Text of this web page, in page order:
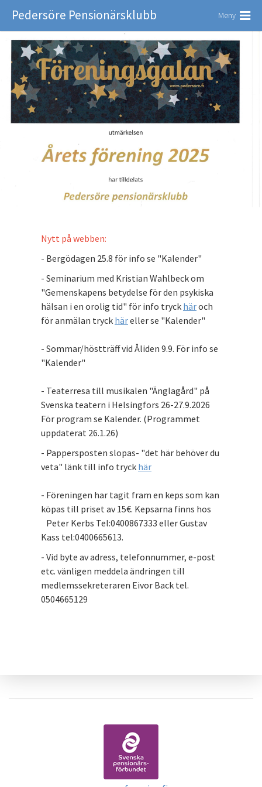
Pedersöre Pensionärsklubb Meny
Nytt på webben:
- Bergödagen 25.8 för info se "Kalender"
- Seminarium med Kristian Wahlbeck om
"Gemenskapens betydelse för den psykiska
hälsan i en orolig tid" för info tryck häroch
för anmälan tryck häreller se "Kalender"
- Sommar/höstträff vid Åliden 9.9. För info se
"Kalender"
- Teaterresa till musikalen "Änglagård" på
Svenska teatern i Helsingfors 26-27.9.2026
För program se Kalender. (Programmet
uppdaterat 26.1.26)
- Pappersposten slopas- "det här behöver du
veta" länk till info tryck här
- Föreningen har tagit fram en keps som kan
köpas till priset av 15€. Kepsarna finns hos
Peter Kerbs Tel:0400867333 eller Gustav
Kass tel:0400665613.
- Vid byte av adress, telefonnummer, e-post
etc. vänligen meddela ändringen till
medlemssekreteraren Eivor Back tel.
0504665129